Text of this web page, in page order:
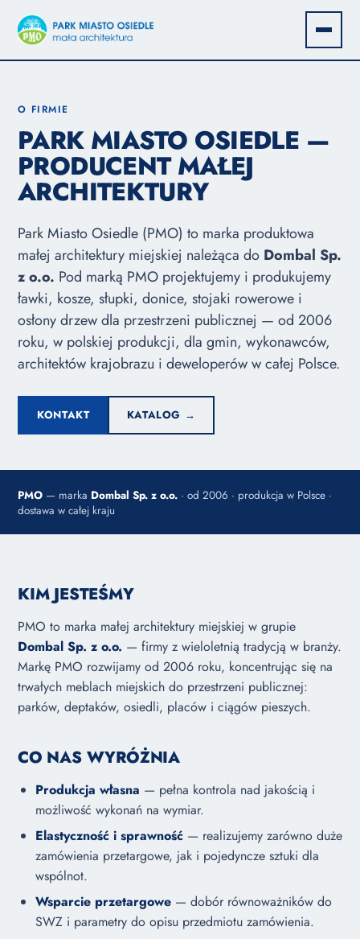
O FIRMIE
PARK MIASTO OSIEDLE —
PRODUCENT MAŁEJ
ARCHITEKTURY
Park Miasto Osiedle (PMO) to marka produktowa
małej architektury miejskiej należąca do Dombal Sp.
z o.o. Pod marką PMO projektujemy i produkujemy
ławki, kosze, słupki, donice, stojaki rowerowe i
osłony drzew dla przestrzeni publicznej — od 2006
roku, w polskiej produkcji, dla gmin, wykonawców,
architektów krajobrazu i deweloperów w całej Polsce.
KONTAKT KATALOG →
PMO — marka Dombal Sp. z o.o. · od 2006 · produkcja w Polsce ·
dostawa w całej kraju
KIM JESTEŚMY
PMO to marka małej architektury miejskiej w grupie
Dombal Sp. z o.o. — firmy z wieloletnią tradycją w branży.
Markę PMO rozwijamy od 2006 roku, koncentrując się na
trwałych meblach miejskich do przestrzeni publicznej:
parków, deptaków, osiedli, placów i ciągów pieszych.
CO NAS WYRÓŻNIA
Produkcja własna — pełna kontrola nad jakością i
możliwość wykonań na wymiar.
Elastyczność i sprawność — realizujemy zarówno duże
zamówienia przetargowe, jak i pojedyncze sztuki dla
wspólnot.
Wsparcie przetargowe — dobór równoważników do
SWZ i parametry do opisu przedmiotu zamówienia.